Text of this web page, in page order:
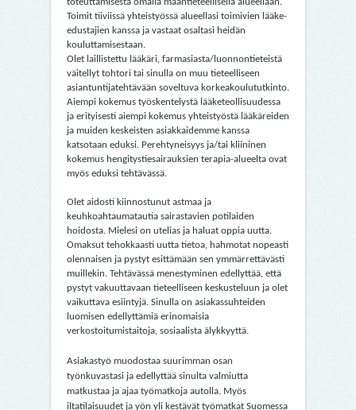
Toimit tiiviissä yhteistyössä alueellasi toimivien lääke-
edustajien kanssa ja vastaat osaltasi heidän
kouluttamisestaan.
Olet laillistettu lääkäri, farmasiasta/luonnontieteistä
väitellyt tohtori tai sinulla on muu tieteelliseen
asiantuntijatehtävään soveltuva korkeakoulututkinto.
Aiempi kokemus työskentelystä lääketeollisuudessa
ja erityisesti aiempi kokemus yhteistyöstä lääkäreiden
ja muiden keskeisten asiakkaidemme kanssa
katsotaan eduksi. Perehtyneisyys ja/tai kliininen
kokemus hengitystiesairauksien terapia-alueelta ovat
myös eduksi tehtävässä.
Olet aidosti kiinnostunut astmaa ja
keuhkoahtaumatautia sairastavien potilaiden
hoidosta. Mielesi on utelias ja haluat oppia uutta.
Omaksut tehokkaasti uutta tietoa, hahmotat nopeasti
olennaisen ja pystyt esittämään sen ymmärrettävästi
muillekin. Tehtävässä menestyminen edellyttää, että
pystyt vakuuttavaan tieteelliseen keskusteluun ja olet
vaikuttava esiintyjä. Sinulla on asiakassuhteiden
luomisen edellyttämiä erinomaisia
verkostoitumistaitoja, sosiaalista älykkyyttä.
Asiakastyö muodostaa suurimman osan
työnkuvastasi ja edellyttää sinulta valmiutta
matkustaa ja ajaa työmatkoja autolla. Myös
iltatilaisuudet ja yön yli kestävät työmatkat Suomessa